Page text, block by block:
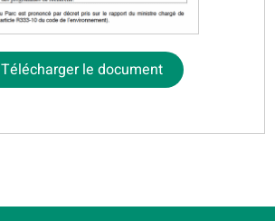
Télécharger le document